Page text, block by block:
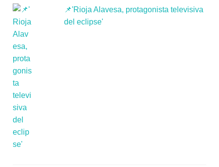
📌'Rioja Alavesa, protagonista televisiva
del eclipse'